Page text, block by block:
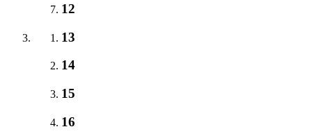
12
13
14
15
16